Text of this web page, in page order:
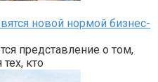
новой нормой бизнес-
представление о том,
кто